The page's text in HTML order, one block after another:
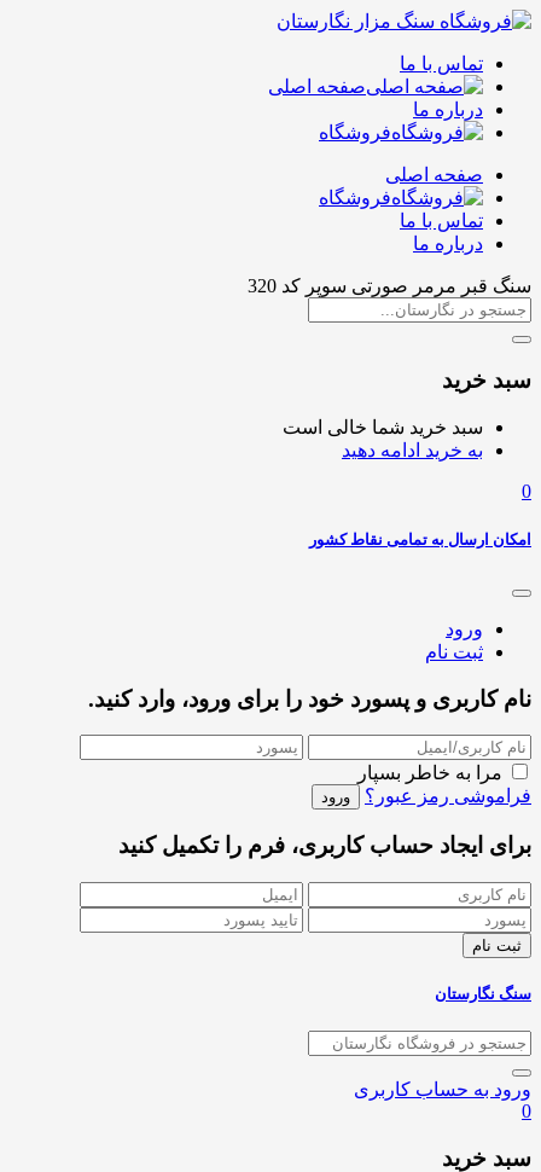
تماس با ما
صفحه اصلی
درباره ما
فروشگاه
صفحه اصلی
فروشگاه
تماس با ما
درباره ما
سنگ قبر مرمر صورتی سوپر کد 320
سبد خرید
سبد خرید شما خالی است
به خرید ادامه دهید
0
امکان ارسال به تمامی نقاط کشور
ورود
ثبت نام
نام کاربری و پسورد خود را برای ورود، وارد کنید.
مرا به خاطر بسپار
فراموشی رمز عبور؟
برای ایجاد حساب کاربری، فرم را تکمیل کنید
سنگ نگارستان
ورود به حساب کاربری
0
سبد خرید